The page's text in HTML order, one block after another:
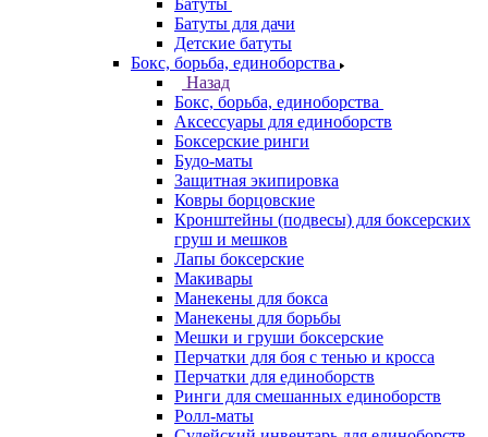
Батуты
Батуты для дачи
Детские батуты
Бокс, борьба, единоборства
Назад
Бокс, борьба, единоборства
Аксессуары для единоборств
Боксерские ринги
Будо-маты
Защитная экипировка
Ковры борцовские
Кронштейны (подвесы) для боксерских
груш и мешков
Лапы боксерские
Макивары
Манекены для бокса
Манекены для борьбы
Мешки и груши боксерские
Перчатки для боя с тенью и кросса
Перчатки для единоборств
Ринги для смешанных единоборств
Ролл-маты